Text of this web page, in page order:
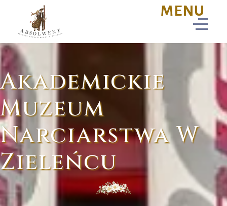
Akademickie
Muzeum
Narciarstwa W
Zieleńcu